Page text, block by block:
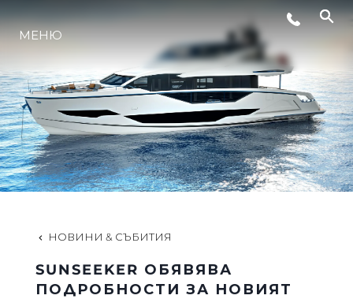
ЛАЙФСТАЙЛ
ИНОВАЦИЯ
КОМПАНИЯТА
ЕКИПЪТ
НАСЛЕДСТВО
МЕНЮ
НОВИНИ & СЪБИТИЯ
SUNSEEKER ОБЯВЯВА
ПОДРОБНОСТИ ЗА НОВИЯТ